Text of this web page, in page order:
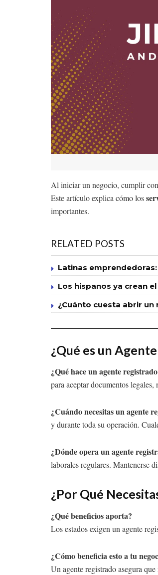
Al iniciar un negocio, cumplir con
Este artículo explica cómo los
importantes.
RELATED POSTS
Latinas
Los hispanos ya crean
¿Cuánto cuesta abrir un
¿Qué es un
¿Qué hace un agente
para aceptar documentos
¿Cuándo necesitas un agente
y durante toda su operación.
¿Dónde opera un agente
laborales regulares. Mantenerse
¿Por Qué
¿Qué beneficios aporta?
Los estados exigen un agente
¿Cómo beneficia esto a tu
Un agente registrado asegura